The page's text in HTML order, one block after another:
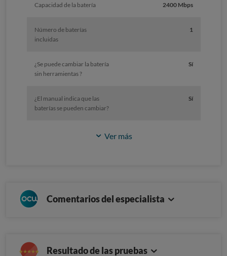
Capacidad de la batería 2400 Mbps
Número de baterías
incluidas
1
¿Se puede cambiar la batería
sin herramientas ?
Sí
¿El manual indica que las
baterías se pueden cambiar?
Sí
Ver más
Comentarios del especialista
Resultado de las pruebas